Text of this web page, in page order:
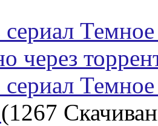
сериал
через
сериал
(1267